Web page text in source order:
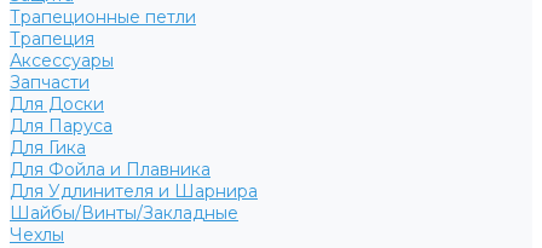
Трапеционные петли
Трапеция
Аксессуары
Запчасти
Для Доски
Для Паруса
Для Гика
Для Фойла и Плавника
Для Удлинителя и Шарнира
Шайбы/Винты/Закладные
Чехлы